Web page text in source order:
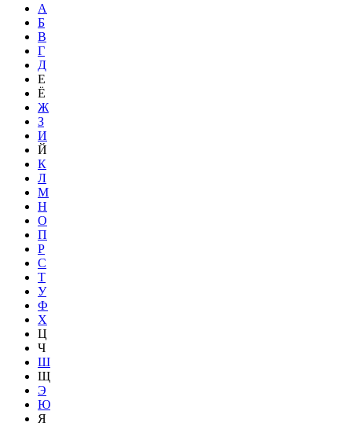
А
Б
В
Г
Д
Е
Ё
Ж
З
И
Й
К
Л
М
Н
О
П
Р
С
Т
У
Ф
Х
Ц
Ч
Ш
Щ
Э
Ю
Я